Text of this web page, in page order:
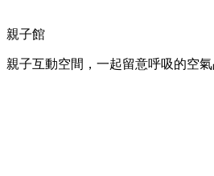
親子館
親子互動空間，一起留意呼吸的空